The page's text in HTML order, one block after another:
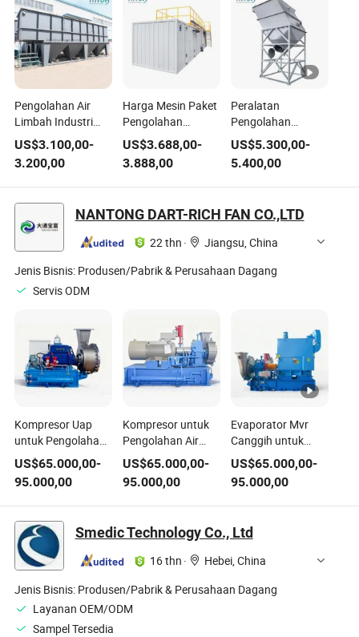
Pengolahan Air
Limbah Industri
Pertambangan
Pemisah Pipa
Sarang Lebah
Penampung Pelat
Miring Klarifier
Lamela
US$3.100,00-
3.200,00
Harga Mesin Paket
Pengolahan
Limbah Susu Mbr /
Mbbr Portabel
US$3.688,00-
3.888,00
Peralatan
Pengolahan
Limbah Air
Pengolahan Kaca
Daur Ulang Limbah
Air
US$5.300,00-
5.400,00
NANTONG DART-RICH FAN CO.,LTD
22 thn ·
Jiangsu, China
Jenis Bisnis: Produsen/Pabrik & Perusahaan Dagang
Servis ODM
Kompresor Uap
untuk Pengolahan
Air Limbah Farmasi
US$65.000,00-
95.000,00
Kompresor untuk
Pengolahan Air
Limbah Prekursor
Ternary
US$65.000,00-
95.000,00
Evaporator Mvr
Canggih untuk
Pengolahan Air
Limbah
Pembongkaran
Baterai Lithium
US$65.000,00-
95.000,00
Smedic Technology Co., Ltd
16 thn ·
Hebei, China
Jenis Bisnis: Produsen/Pabrik & Perusahaan Dagang
Layanan OEM/ODM
Sampel Tersedia